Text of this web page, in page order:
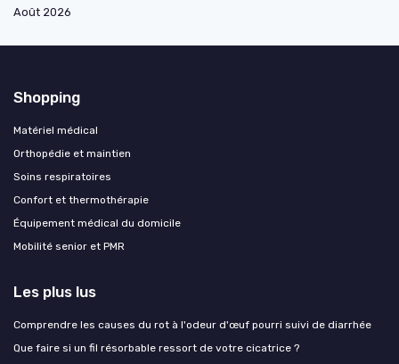
Août 2026
Shopping
Matériel médical
Orthopédie et maintien
Soins respiratoires
Confort et thermothérapie
Équipement médical du domicile
Mobilité senior et PMR
Les plus lus
Comprendre les causes du rot à l'odeur d'œuf pourri suivi de diarrhée
Que faire si un fil résorbable ressort de votre cicatrice ?